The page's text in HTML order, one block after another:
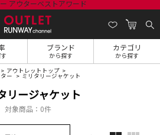
ブランド
から探す
カテゴリ
から探す
アウトレットトップ
ー ミリタリージャケット
リージャケット
対象商品： 0件